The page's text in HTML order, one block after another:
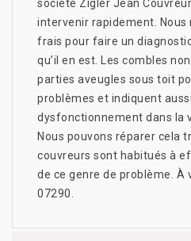
société Zigler Jean
intervenir rapidement. Nous
frais pour faire un
qu’il en est. Les combles
parties aveugles sous toit
problèmes et indiquent
dysfonctionnement dans la
Nous pouvons réparer cela
couvreurs sont habitués à
de ce genre de problème. À
07290.